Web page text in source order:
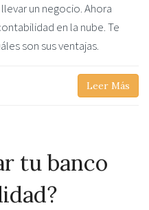
un negocio. Ahora
en la nube. Te
son sus ventajas.
Leer Más
tu banco